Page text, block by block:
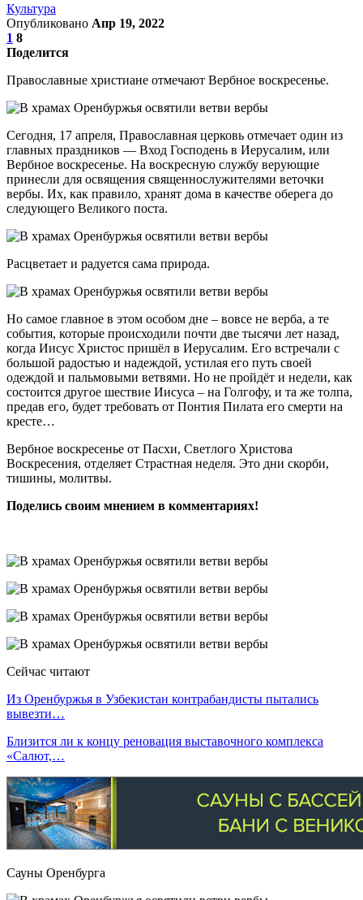
Культура
Опубликовано Апр 19, 2022
1 8
Поделится
Православные христиане отмечают Вербное воскресенье.
Сегодня, 17 апреля, Православная церковь отмечает один из
главных праздников — Вход Господень в Иерусалим, или
Вербное воскресенье. На воскресную службу верующие
принесли для освящения священнослужителями веточки
вербы. Их, как правило, хранят дома в качестве оберега до
следующего Великого поста.
Расцветает и радуется сама природа.
Но самое главное в этом особом дне – вовсе не верба, а те
события, которые происходили почти две тысячи лет назад,
когда Иисус Христос пришёл в Иерусалим. Его встречали с
большой радостью и надеждой, устилая его путь своей
одеждой и пальмовыми ветвями. Но не пройдёт и недели, как
состоится другое шествие Иисуса – на Голгофу, и та же толпа,
предав его, будет требовать от Понтия Пилата его смерти на
кресте…
Вербное воскресенье от Пасхи, Светлого Христова
Воскресения, отделяет Страстная неделя. Это дни скорби,
тишины, молитвы.
Поделись своим мнением в комментариях!
Сейчас читают
Из Оренбуржья в Узбекистан контрабандисты пытались
вывезти…
Близится ли к концу реновация выставочного комплекса
«Салют,…
Сауны Оренбурга